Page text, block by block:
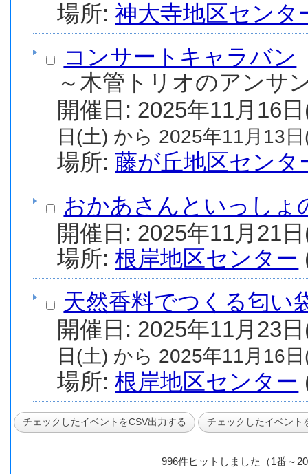
場所:神大寺地区センタ
コンサートキャラバン
～木管トリオのアンサ
日(土) から 2025年11月13
場所:藤が丘地区センタ
おかあさんといっしょ
場所:根岸地区センター
天然香料でつくる匂い
日(土) から 2025年11月16
場所:根岸地区センター
996件ヒットしました（1番～